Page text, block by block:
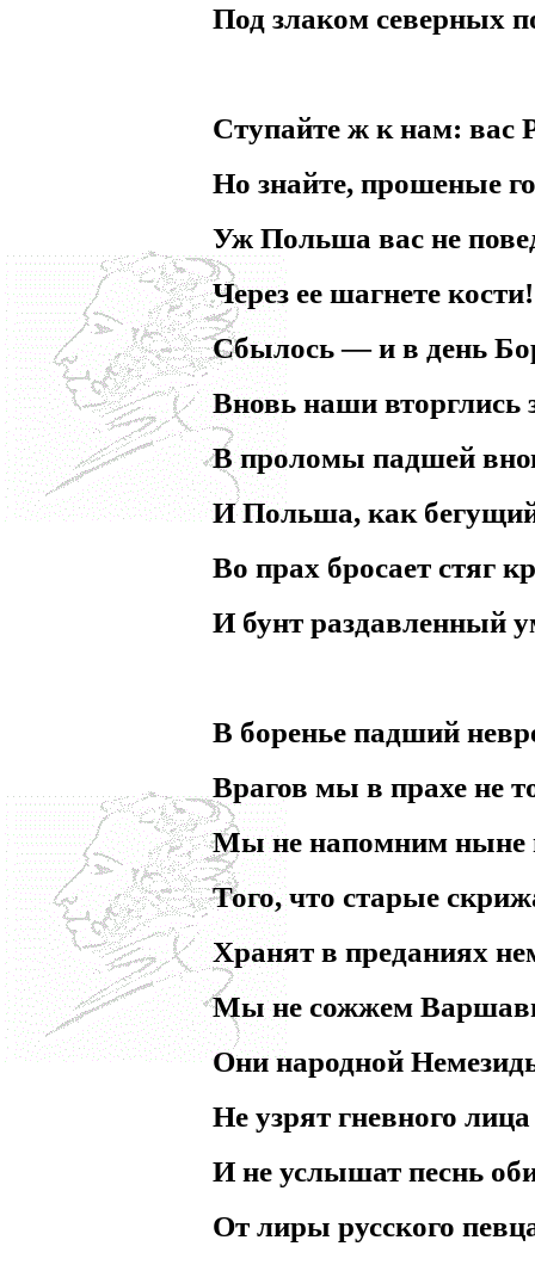
Под злаком северных
Ступайте ж к нам: вас
Но знайте, прошеные
Уж Польша вас не
Через ее шагнете
Сбылось — и в день
Вновь наши вторглись
В проломы падшей
И Польша, как
Во прах бросает стяг
И бунт раздавленный
В боренье падший
Врагов мы в прахе не
Мы не напомним ныне
Того, что старые
Хранят в преданиях
Мы не сожжем
Они народной
Не узрят гневного лица
И не услышат песнь
От лиры русского